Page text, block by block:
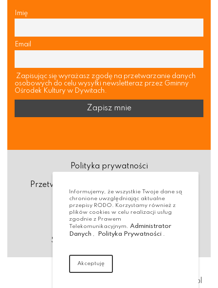
Imię
Email
Zapisując się wyrażasz zgodę na przetwarzanie danych
osobowych do celu wysyłki newsletteraz przez Gminny
Ośrodek Kultury w Dywitach.
Polityka prywatności
Przetwarzanie danych osobowych (RODO)
Deklaracja dostępności
Dostępność Architektoniczna
Standardy ochrony małoletnich
virtualmedia.pl
Informujemy, że wszystkie Twoje dane są
chronione uwzględniając aktualne
przepisy RODO. Korzystamy również z
plików cookies w celu realizacji usług
zgodnie z Prawem
Telekomunikacyjnym. Administrator
Danych , Polityka Prywatności .
Akceptuję